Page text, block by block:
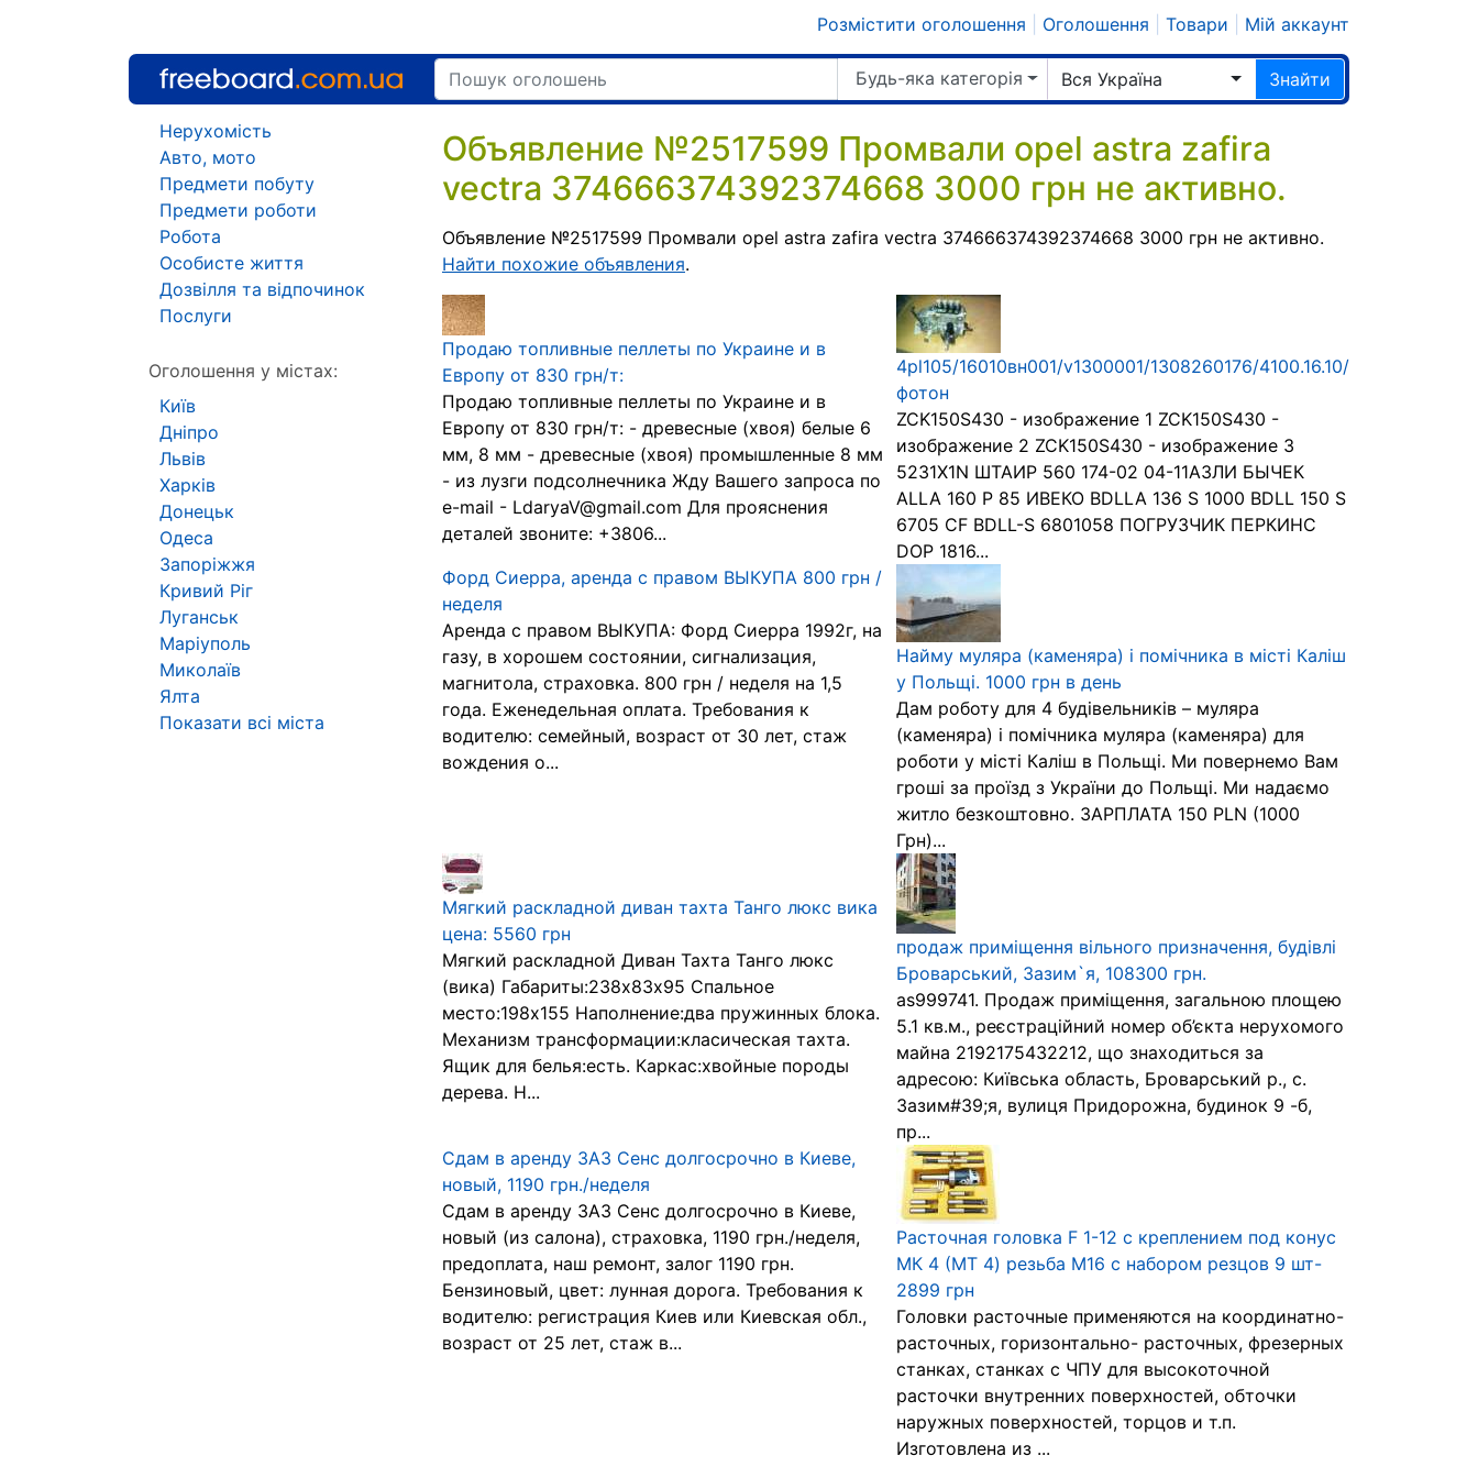
Розмістити оголошення Оголошення Товари Мій аккаунт
Будь-яка категорія Вся Україна Знайти
Объявление №2517599 Промвали opel astra zafira
vectra 374666374392374668 3000 грн не активно.
Объявление №2517599 Промвали opel astra zafira vectra 374666374392374668 3000 грн не активно.
Найти похожие объявления.
Продаю топливные пеллеты по Украине и в
Европу от 830 грн/т:
Продаю топливные пеллеты по Украине и в
Европу от 830 грн/т: - древесные (хвоя) белые 6
мм, 8 мм - древесные (хвоя) промышленные 8 мм
- из лузги подсолнечника Жду Вашего запроса по
e-mail - LdaryaV@gmail.com Для прояснения
деталей звоните: +3806...
4pl105/16010вн001/v1300001/1308260176/4100.16.10/
фотон
ZCK150S430 - изображение 1 ZCK150S430 -
изображение 2 ZCK150S430 - изображение 3
5231X1N ШТАИР 560 174-02 04-11АЗЛИ БЫЧЕК
АLLA 160 P 85 ИВЕКО BDLLA 136 S 1000 BDLL 150 S
6705 CF BDLL-S 6801058 ПОГРУЗЧИК ПЕРКИНС
DOP 1816...
Форд Сиерра, аренда с правом ВЫКУПА 800 грн /
неделя
Аренда с правом ВЫКУПА: Форд Сиерра 1992г, на
газу, в хорошем состоянии, сигнализация,
магнитола, страховка. 800 грн / неделя на 1,5
года. Еженедельная оплата. Требования к
водителю: семейный, возраст от 30 лет, стаж
вождения о...
Найму муляра (каменяра) і помічника в місті Каліш
у Польщі. 1000 грн в день
Дам роботу для 4 будівельників – муляра
(каменяра) і помічника муляра (каменяра) для
роботи у місті Каліш в Польщі. Ми повернемо Вам
гроші за проїзд з України до Польщі. Ми надаємо
житло безкоштовно. ЗАРПЛАТА 150 PLN (1000
Грн)...
Мягкий раскладной диван тахта Танго люкс вика
цена: 5560 грн
Мягкий раскладной Диван Тахта Танго люкс
(вика) Габариты:238х83х95 Спальное
место:198х155 Наполнение:два пружинных блока.
Механизм трансформации:класическая тахта.
Ящик для белья:есть. Каркас:хвойные породы
дерева. Н...
продаж приміщення вільного призначення, будівлі
Броварський, Зазим`я, 108300 грн.
as999741. Продаж приміщення, загальною площею
5.1 кв.м., реєстраційний номер об’єкта нерухомого
майна 2192175432212, що знаходиться за
адресою: Київська область, Броварський р., с.
Зазим#39;я, вулиця Придорожна, будинок 9 -б,
пр...
Сдам в аренду ЗАЗ Сенс долгосрочно в Киеве,
новый, 1190 грн./неделя
Сдам в аренду ЗАЗ Сенс долгосрочно в Киеве,
новый (из салона), страховка, 1190 грн./неделя,
предоплата, наш ремонт, залог 1190 грн.
Бензиновый, цвет: лунная дорога. Требования к
водителю: регистрация Киев или Киевская обл.,
возраст от 25 лет, стаж в...
Расточная головка F 1-12 с креплением под конус
МК 4 (MT 4) резьба М16 с набором резцов 9 шт-
2899 грн
Головки расточные применяются на координатно-
расточных, горизонтально- расточных, фрезерных
станках, станках с ЧПУ для высокоточной
расточки внутренних поверхностей, обточки
наружных поверхностей, торцов и т.п.
Изготовлена из ...
Нерухомість
Авто, мото
Предмети побуту
Предмети роботи
Робота
Особисте життя
Дозвілля та відпочинок
Послуги
Оголошення у містах:
Київ
Дніпро
Львів
Харків
Донецьк
Одеса
Запоріжжя
Кривий Ріг
Луганськ
Маріуполь
Миколаїв
Ялта
Показати всі міста